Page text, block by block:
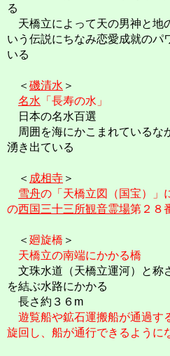
る
天橋立によって天の男神と地
いう伝説にちなみ恋愛成就のパ
いる
＜ 磯清水 ＞
名水 「長寿の水」
日本の名水百選
周囲を海にかこまれているな
湧き出ている
＜ 成相寺 ＞
雪舟の「天橋立図（国宝）」
の西国三十三所観音霊場第２８
＜ 廻旋橋 ＞
天橋立の南端にかかる橋
文珠水道（天橋立運河）と称
を結ぶ水路にかかる
長さ約３６m
遊覧船や鉱石運搬船が通過す
旋回し、船が通行できるように